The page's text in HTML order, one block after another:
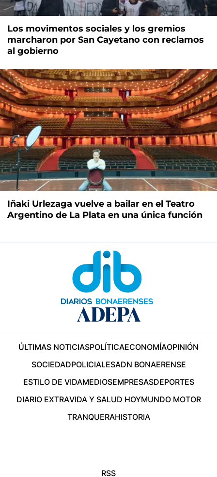
Los movimentos sociales y los gremios
marcharon por San Cayetano con reclamos
al gobierno
Iñaki Urlezaga vuelve a bailar en el Teatro
Argentino de La Plata en una única función
ÚLTIMAS NOTICIASPOLÍTICAECONOMÍAOPINIÓN
SOCIEDADPOLICIALESADN BONAERENSE
ESTILO DE VIDAMEDIOSEMPRESASDEPORTES
DIARIO EXTRAVIDA Y SALUD HOYMUNDO MOTOR
TRANQUERAHISTORIA
RSS